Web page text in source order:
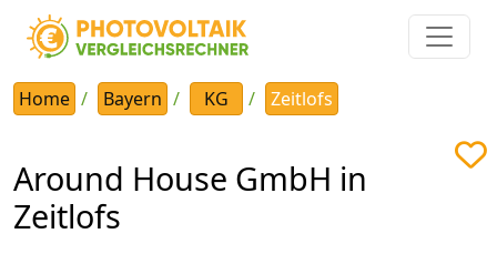
Home Bayern KG Zeitlofs
Around House GmbH in
Zeitlofs